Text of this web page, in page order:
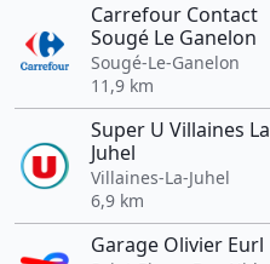
Carrefour Contact
Sougé Le Ganelon
Sougé-Le-Ganelon
11,9 km
Super U Villaines La
Juhel
Villaines-La-Juhel
6,9 km
Garage Olivier Eurl